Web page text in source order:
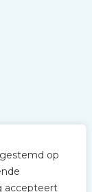
op
accepteert